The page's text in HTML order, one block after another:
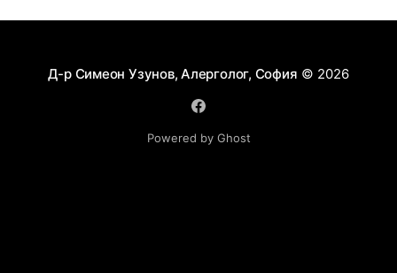
Д-р Симеон Узунов, Алерголог, София © 2026
Powered by Ghost